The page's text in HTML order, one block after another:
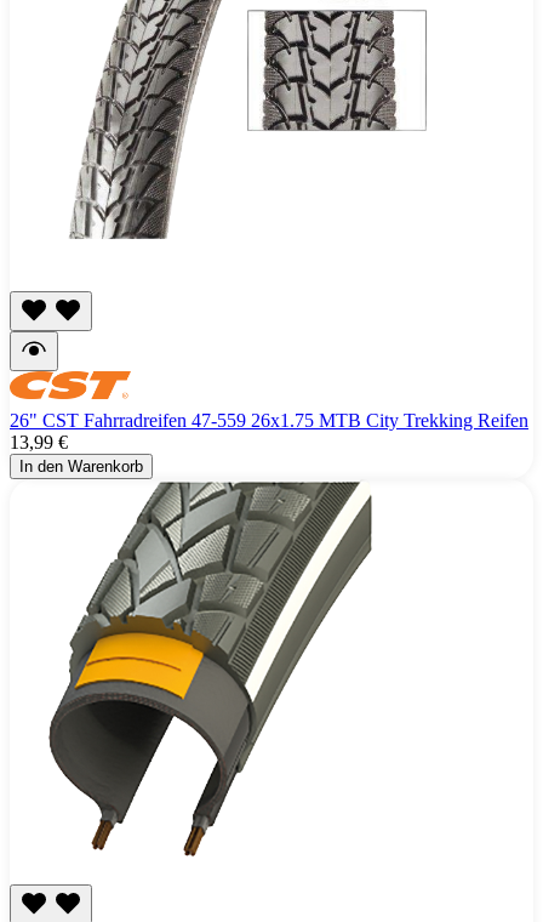
26" CST Fahrradreifen 47-559 26x1.75 MTB City Trekking Reifen
13,99 €
In den Warenkorb